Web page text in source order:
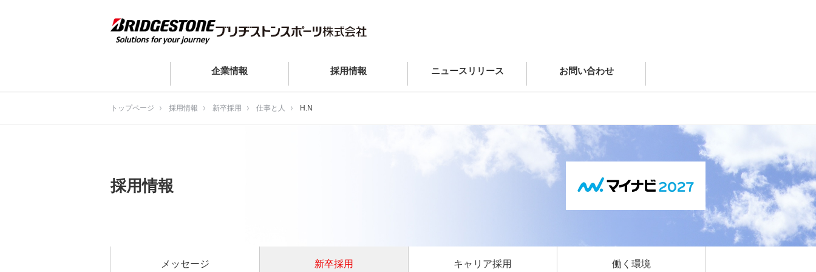
企業情報 採用情報 ニュースリリース お問い合わせ
トップページ 採用情報 新卒採用 仕事と人 H.N
採用情報
メッセージ 新卒採用 キャリア採用 働く環境